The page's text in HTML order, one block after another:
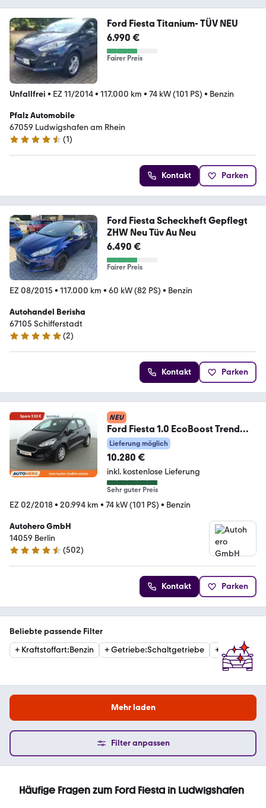
Ford Fiesta Titanium- TÜV NEU
6.990 €
Fairer Preis
Unfallfrei • EZ 11/2014• 117.000 km • 74 kW (101 PS) • Benzin
Pfalz Automobile
67059 Ludwigshafen am Rhein
4.3 Sterne
(1)
Kontakt Parken
Ford Fiesta Scheckheft Gepflegt
ZHW Neu Tüv Au Neu
6.490 €
Fairer Preis
EZ 08/2015 • 117.000 km • 60 kW (82 PS) • Benzin
Autohandel Berisha
67105 Schifferstadt
5 Sterne
(2)
Kontakt Parken
NEU
Ford Fiesta 1.0 EcoBoost Trend
*LIMITER*PDC*SHZ*KLIMA
Lieferung möglich
10.280 €
inkl. kostenlose Lieferung
Sehr guter Preis
EZ 02/2018• 20.994 km • 74 kW (101 PS) • Benzin
Autohero GmbH
14059 Berlin
4.5 Sterne
(502)
Kontakt Parken
Beliebte passende Filter
+ Kraftstoffart:Benzin +Getriebe:Schaltgetriebe +
Mehr laden
Filter anpassen
Häufige Fragen zum Ford Fiesta in Ludwigshafen